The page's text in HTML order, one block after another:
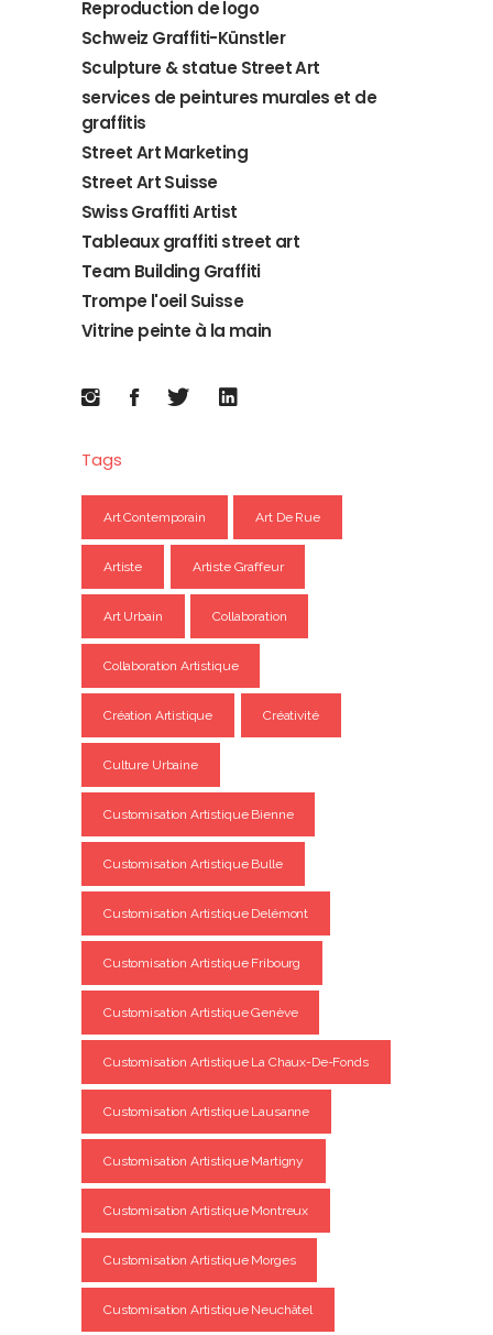
Reproduction de logo
Schweiz Graffiti-Künstler
Sculpture & statue Street Art
services de peintures murales et de
graffitis
Street Art Marketing
Street Art Suisse
Swiss Graffiti Artist
Tableaux graffiti street art
Team Building Graffiti
Trompe l'oeil Suisse
Vitrine peinte à la main
Tags
Art Contemporain Art De Rue
Artiste Artiste Graffeur
Art Urbain Collaboration
Collaboration Artistique
Création Artistique Créativité
Culture Urbaine
Customisation Artistique Bienne
Customisation Artistique Bulle
Customisation Artistique Delémont
Customisation Artistique Fribourg
Customisation Artistique Genève
Customisation Artistique La Chaux-De-Fonds
Customisation Artistique Lausanne
Customisation Artistique Martigny
Customisation Artistique Montreux
Customisation Artistique Morges
Customisation Artistique Neuchâtel